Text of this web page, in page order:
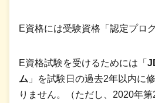
E資格には受験資格「認定プロ
E資格試験を受けるためには「
ム 」を試験日の過去2年以内に
りません。（ただし、2020年第